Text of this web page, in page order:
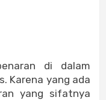
di dalam
Karena yang ada
yang sifatnya